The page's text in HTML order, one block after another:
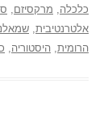
כלכלה
מרקסיזם
אלטרנטיבית
הרומית היסטוריה